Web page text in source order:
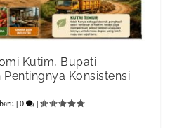
Kutim, Bupati
Konsistensi
|0 |